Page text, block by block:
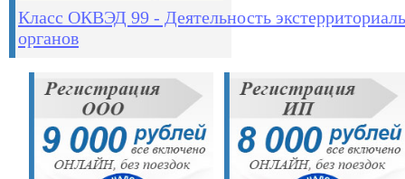
Класс ОКВЭД 99 - Деятельность
органов